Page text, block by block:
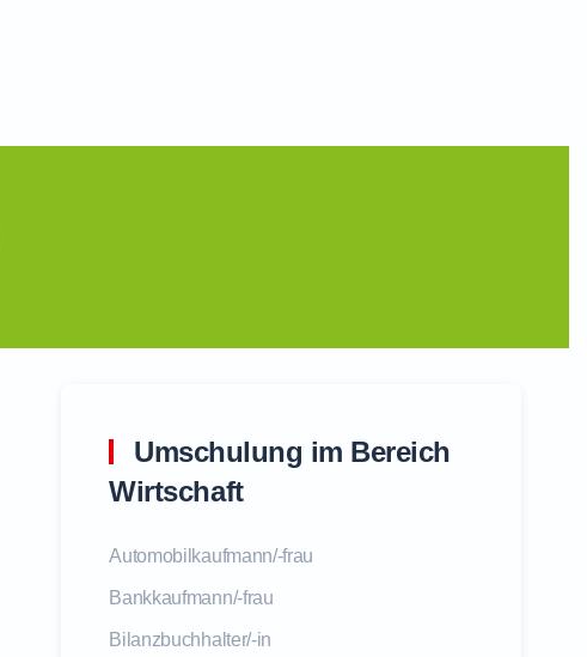
Umschulung im Bereich
Wirtschaft
Automobilkaufmann/-frau
Bankkaufmann/-frau
Bilanzbuchhalter/-in